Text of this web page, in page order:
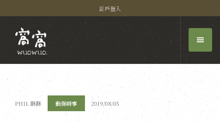
訂戶登入
PHIL 酥酥 動保時事 2019/08/05